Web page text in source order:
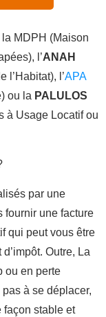
MDPH (Maison
l’ANAH
l’Habitat), l’APA
ou la PALULOS
à Usage Locatif ou
par une
fournir une facture
qui peut vous être
Outre, La
ou en perte
pas à se déplacer,
stable et